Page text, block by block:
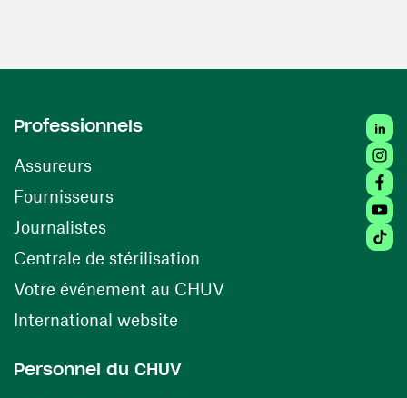
Professionnels
Assureurs
Fournisseurs(ouvre une nouvelle fenêtre)
Journalistes
Centrale de stérilisation (ouvre une nouvelle
Votre événement au CHUV(ouvre une nouvelle
International website
Personnel du CHUV